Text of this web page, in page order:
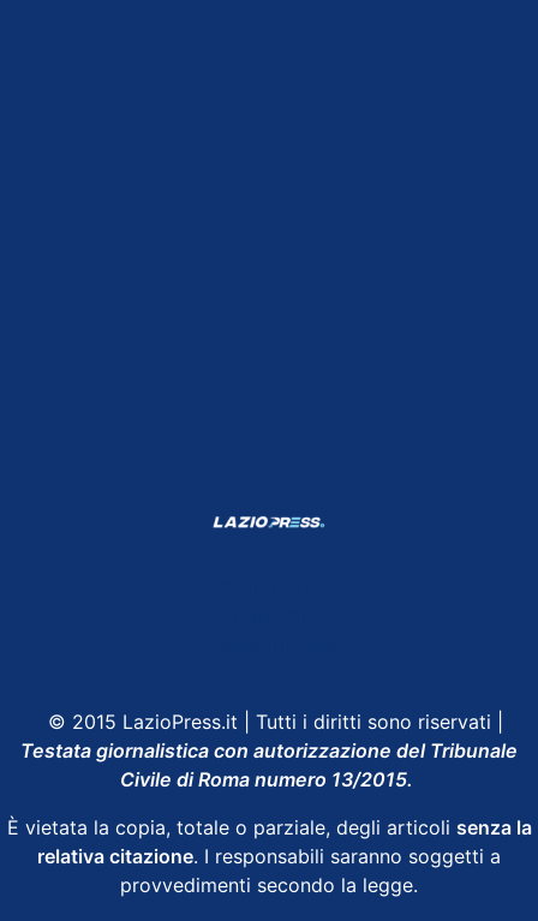
© 2015 LazioPress.it | Tutti i diritti sono riservati |
Testata giornalistica con autorizzazione del Tribunale
Civile di Roma numero 13/2015.
È vietata la copia, totale o parziale, degli articoli senza la
relativa citazione. I responsabili saranno soggetti a
provvedimenti secondo la legge.